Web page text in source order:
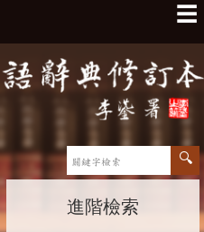
☰
進階檢索